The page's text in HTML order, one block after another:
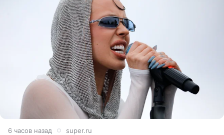
6 часов назад super.ru